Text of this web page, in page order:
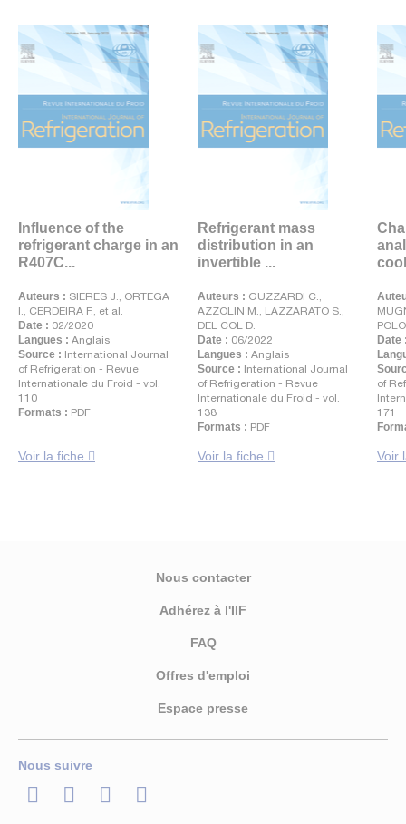
Influence of the
refrigerant charge in an
R407C...
Auteurs : SIERES J., ORTEGA
I., CERDEIRA F., et al.
Date : 02/2020
Langues : Anglais
Source : International Journal
of Refrigeration - Revue
Internationale du Froid - vol.
110
Formats : PDF
Voir la fiche
Refrigerant mass
distribution in an
invertible ...
Auteurs : GUZZARDI C.,
AZZOLIN M., LAZZARATO S.,
DEL COL D.
Date : 06/2022
Langues : Anglais
Source : International Journal
of Refrigeration - Revue
Internationale du Froid - vol.
138
Formats : PDF
Voir la fiche
Date
of
171
Voir
Nous contacter
Adhérez à l'IIF
FAQ
Offres d'emploi
Espace presse
Nous suivre
LinkedIn
TwitterFacebook
Youtube